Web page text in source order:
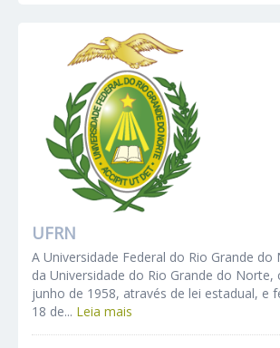
UFRN
A Universidade Federal do Rio Grande do
da Universidade do Rio Grande do Norte,
junho de 1958, através de lei estadual, e
18 de... Leia mais